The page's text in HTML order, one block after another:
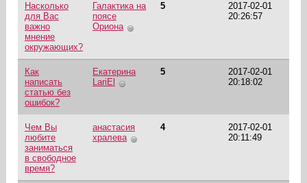
Насколько
для Вас
важно
мнение
окружающих?
Галактика на
поясе
Ориона
5
2017-02-01
20:26:57
Как
написать
статью без
ошибок?
Екатерина
LariEl
5
2017-02-01
20:18:02
Чем Вы
любите
заниматься
в свободное
время?
анастасия
хралева
4
2017-02-01
20:11:49